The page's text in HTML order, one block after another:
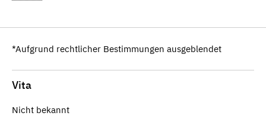
*Aufgrund rechtlicher Bestimmungen ausgeblendet
Vita
Nicht bekannt